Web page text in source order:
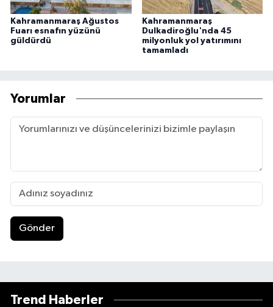
Kahramanmaraş Ağustos
Fuarı esnafın yüzünü
güldürdü
Kahramanmaraş
Dulkadiroğlu'nda 45
milyonluk yol yatırımını
tamamladı
Yorumlar
Gönder
Trend Haberler